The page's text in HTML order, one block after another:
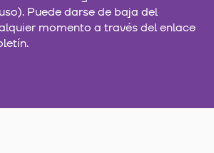
Puede darse de baja del
momento a través del enlace